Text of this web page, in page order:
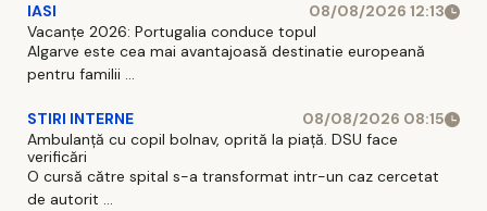
IASI
08/08/2026 12:13
Vacanțe 2026: Portugalia conduce topul
Algarve este cea mai avantajoasă destinatie europeană
pentru familii ...
STIRI INTERNE
08/08/2026 08:15
Ambulanță cu copil bolnav, oprită la piață. DSU face
verificări
O cursă către spital s-a transformat intr-un caz cercetat
de autorit ...